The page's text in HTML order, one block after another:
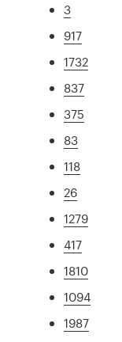
3
917
1732
837
375
83
118
26
1279
417
1810
1094
1987